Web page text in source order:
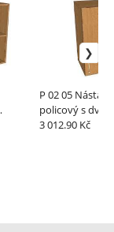
P 02 05 Nástavec
policový s
730x400x419
3 012.90 Kč